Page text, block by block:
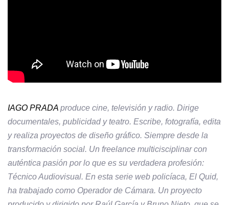
IAGO PRADA produce cine, televisión y radio. Dirige
documentales, publicidad y teatro. Escribe, fotografía, edita
y realiza proyectos de diseño gráfico. Siempre desde la
transformación social. Un freelance multicisciplinar con
auténtica pasión por lo que es su verdadera profesión:
Técnico Audiovisual. En esta serie web policíaca, El Quid,
ha trabajado como Operador de Cámara. Un proyecto